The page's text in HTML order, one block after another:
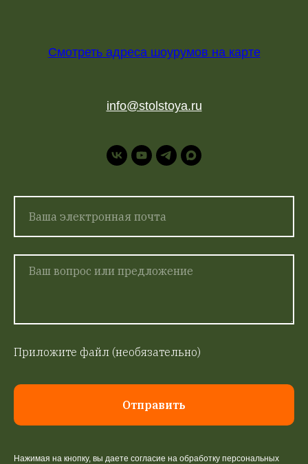
Смотреть адреса шоурумов на карте
info@stolstoya.ru
Приложите файл (необязательно)
Отправить
Нажимая на кнопку, вы даете согласие на обработку персональных